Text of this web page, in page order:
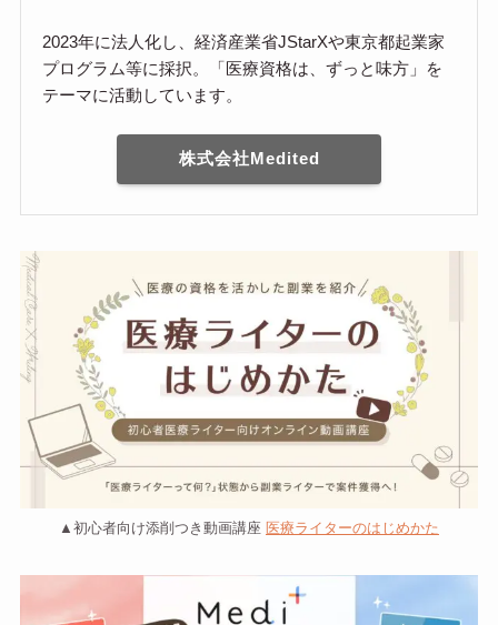
2023年に法人化し、経済産業省JStarXや東京都起業家
プログラム等に採択。「医療資格は、ずっと味方」を
テーマに活動しています。
株式会社Medited
▲初心者向け添削つき動画講座 医療ライターのはじめかた